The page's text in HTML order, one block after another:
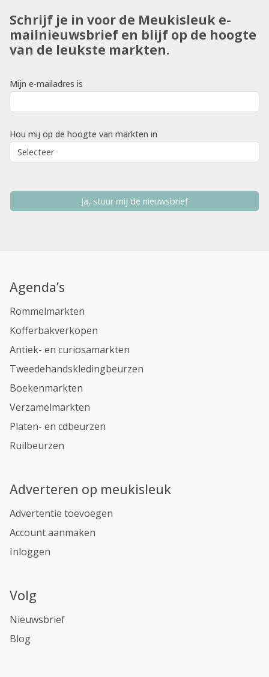
Schrijf je in voor de Meukisleuk e-
mailnieuwsbrief en blijf op de hoogte
van de leukste markten.
Mijn e-mailadres is
Hou mij op de hoogte van markten in
Ja, stuur mij de nieuwsbrief
Agenda’s
Rommelmarkten
Kofferbakverkopen
Antiek- en curiosamarkten
Tweedehandskledingbeurzen
Boekenmarkten
Verzamelmarkten
Platen- en cdbeurzen
Ruilbeurzen
Adverteren op meukisleuk
Advertentie toevoegen
Account aanmaken
Inloggen
Volg
Nieuwsbrief
Blog